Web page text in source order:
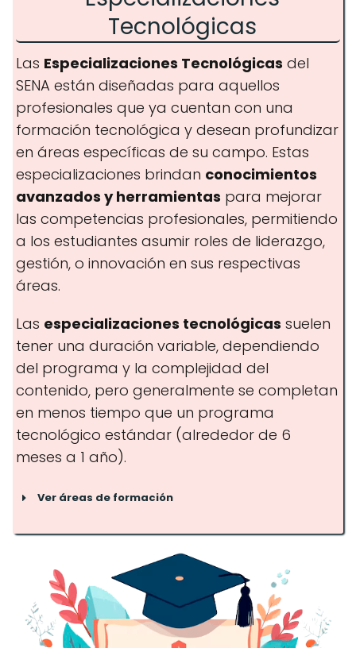
Salud
Electricidad y electrónica
Administración y finanzas
Diseño y creatividad
Tecnológicas
Las Especializaciones Tecnológicas del
SENA están diseñadas para aquellos
profesionales que ya cuentan con una
formación tecnológica y desean profundizar
en áreas específicas de su campo. Estas
especializaciones brindan conocimientos
avanzados y herramientas para mejorar
las competencias profesionales, permitiendo
a los estudiantes asumir roles de liderazgo,
gestión, o innovación en sus respectivas
áreas.
Las especializaciones tecnológicas suelen
tener una duración variable, dependiendo
del programa y la complejidad del
contenido, pero generalmente se completan
en menos tiempo que un programa
tecnológico estándar (alrededor de 6
meses a 1 año).
Ver áreas de formación
Tecnologías de la información